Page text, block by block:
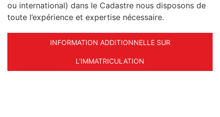
ou international) dans le Cadastre nous disposons de
toute l’expérience et expertise nécessaire.
INFORMATION ADDITIONNELLE SUR
L’IMMATRICULATION